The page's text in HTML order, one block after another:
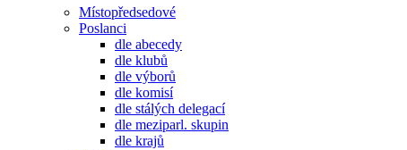
Místopředsedové
Poslanci
dle abecedy
dle klubů
dle výborů
dle komisí
dle stálých delegací
dle meziparl. skupin
dle krajů